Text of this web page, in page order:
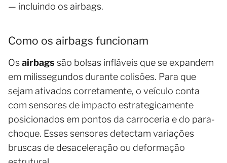
— incluindo os airbags.
Como os airbags funcionam
Osairbags são bolsas infláveis que se expandem
em milissegundos durante colisões. Para que
sejam ativados corretamente, o veículo conta
com sensores de impacto estrategicamente
posicionados em pontos da carroceria e do para-
choque. Esses sensores detectam variações
bruscas de desaceleração ou deformação